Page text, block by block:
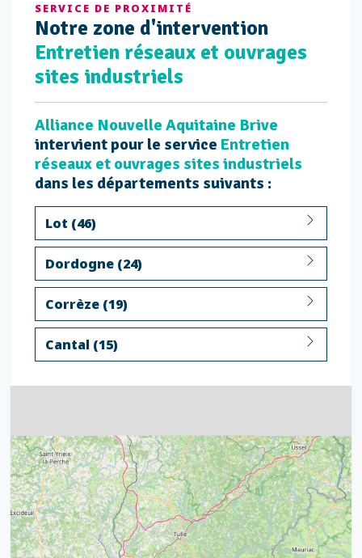
SERVICE DE PROXIMITÉ
Notre zone d'intervention
Entretien réseaux et ouvrages
sites industriels
Alliance Nouvelle Aquitaine Brive
intervient pour le service Entretien
réseaux et ouvrages sites industriels
dans les départements suivants :
Lot (46)
Dordogne (24)
Corrèze (19)
Cantal (15)
4
32
39